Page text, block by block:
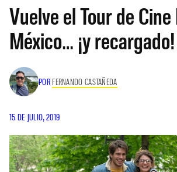
Vuelve el Tour de
México… ¡y recargado!
POR FERNANDO CASTAÑEDA
15 DE JULIO, 2019